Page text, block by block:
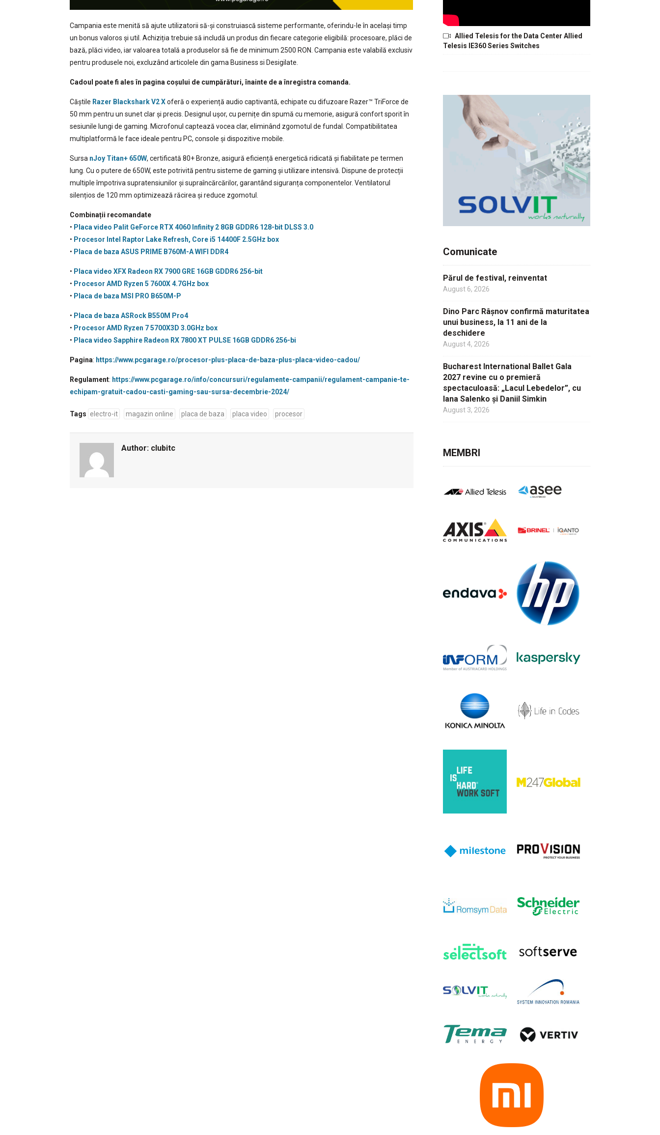
Campania este menită să ajute utilizatorii să-și construiască sisteme performante, oferindu-le în același timp
un bonus valoros și util. Achiziția trebuie să includă un produs din fiecare categorie eligibilă: procesoare, plăci de
bază, plăci video, iar valoarea totală a produselor să fie de minimum 2500 RON. Campania este valabilă exclusiv
pentru produsele noi, excluzând articolele din gama Business si Desigilate.
Cadoul poate fi ales în pagina coșului de cumpărături, înainte de a înregistra comanda.
Căștile Razer Blackshark V2 Xoferă o experiență audio captivantă, echipate cu difuzoare Razer™ TriForce de
50 mm pentru un sunet clar și precis. Designul ușor, cu pernițe din spumă cu memorie, asigură confort sporit în
sesiunile lungi de gaming. Microfonul captează vocea clar, eliminând zgomotul de fundal. Compatibilitatea
multiplatformă le face ideale pentru PC, console și dispozitive mobile.
Sursa nJoy Titan+ 650W, certificată 80+ Bronze, asigură eficiență energetică ridicată și fiabilitate pe termen
lung. Cu o putere de 650W, este potrivită pentru sisteme de gaming și utilizare intensivă. Dispune de protecții
multiple împotriva supratensiunilor și supraîncărcărilor, garantând siguranța componentelor. Ventilatorul
silențios de 120 mm optimizează răcirea și reduce zgomotul.
Combinații recomandate
• Placa video Palit GeForce RTX 4060 Infinity 2 8GB GDDR6 128-bit DLSS 3.0
• Procesor Intel Raptor Lake Refresh, Core i5 14400F 2.5GHz box
• Placa de baza ASUS PRIME B760M-A WIFI DDR4
• Placa video XFX Radeon RX 7900 GRE 16GB GDDR6 256-bit
• Procesor AMD Ryzen 5 7600X 4.7GHz box
• Placa de baza MSI PRO B650M-P
• Placa de baza ASRock B550M Pro4
• Procesor AMD Ryzen 7 5700X3D 3.0GHz box
• Placa video Sapphire Radeon RX 7800 XT PULSE 16GB GDDR6 256-bi
Pagina: https://www.pcgarage.ro/procesor-plus-placa-de-baza-plus-placa-video-cadou/
Regulament: https://www.pcgarage.ro/info/concursuri/regulamente-campanii/regulament-campanie-te-
echipam-gratuit-cadou-casti-gaming-sau-sursa-decembrie-2024/
Tags electro-it magazin online placa de baza placa video procesor
Author: clubitc
Allied Telesis for the Data Center Allied
Telesis IE360 Series Switches
Comunicate
Părul de festival, reinventat
August 6, 2026
Dino Parc Râșnov confirmă maturitatea
unui business, la 11 ani de la
deschidere
August 4, 2026
Bucharest International Ballet Gala
2027 revine cu o premieră
spectaculoasă: „Lacul Lebedelor”, cu
Iana Salenko și Daniil Simkin
August 3, 2026
MEMBRI